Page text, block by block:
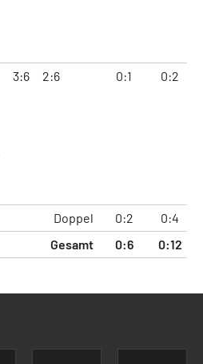
3:6 2:6 0:1 0:2
Doppel 0:2 0:4
Gesamt
0:6 0:12